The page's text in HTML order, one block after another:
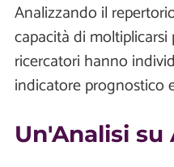
Analizzando il
capacità di
ricercatori hanno
indicatore prognostico
Un'Analisi su